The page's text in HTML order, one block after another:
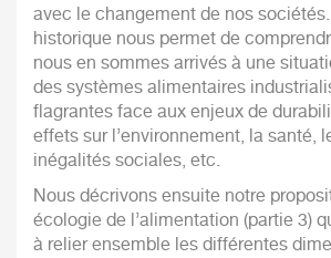
avec le changement de nos sociétés.
historique nous permet de
nous en sommes arrivés à une
des systèmes alimentaires
flagrantes face aux enjeux de
effets sur l’environnement, la santé,
inégalités sociales, etc.
Nous décrivons ensuite notre
écologie de l’alimentation (partie 3)
à relier ensemble les différentes